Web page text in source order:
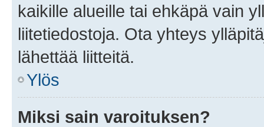
kaikille alueille tai ehkäpä vain
liitetiedostoja. Ota yhteys
lähettää liitteitä.
Ylös
Miksi sain varoituksen?